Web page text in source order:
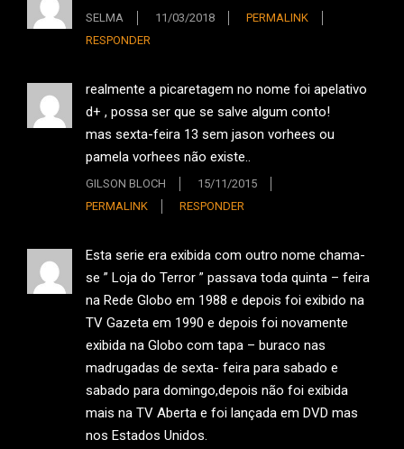
SELMA 11/03/2018
PERMALINK
RESPONDER
realmente a picaretagem no nome foi apelativo
d+ , possa ser que se salve algum conto!
mas sexta-feira 13 sem jason vorhees ou
pamela vorhees não existe..
GILSON BLOCH
15/11/2015
PERMALINK
RESPONDER
Esta serie era exibida com outro nome chama-
se ” Loja do Terror ” passava toda quinta – feira
na Rede Globo em 1988 e depois foi exibido na
TV Gazeta em 1990 e depois foi novamente
exibida na Globo com tapa – buraco nas
madrugadas de sexta- feira para sabado e
sabado para domingo,depois não foi exibida
mais na TV Aberta e foi lançada em DVD mas
nos Estados Unidos.